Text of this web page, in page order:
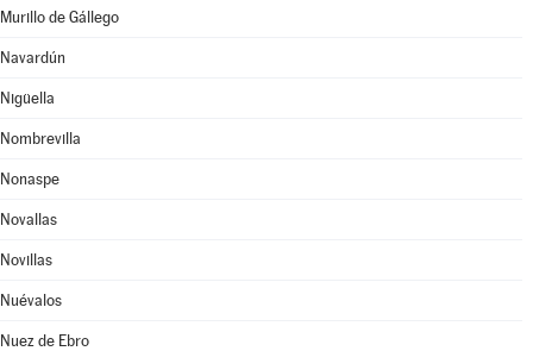
Murillo de Gállego
Navardún
Nigüella
Nombrevilla
Nonaspe
Novallas
Novillas
Nuévalos
Nuez de Ebro